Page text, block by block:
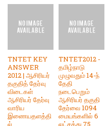
TNTET KEY
ANSWER
2012 | ஆசிரியர்
தகுதித் தேர்வு
விடைகள்
ஆசிரியர் தேர்வு
வாரிய
இணையதளத்தி
ல்
TNTET2012 -
தமிழ்நாடு
முழுவதும் 14-ந்
தேதி
நடைபெறும்
ஆசிரியர் தகுதி
தேர்வை 1094
மையங்களில் 6
லட்சத்து 75